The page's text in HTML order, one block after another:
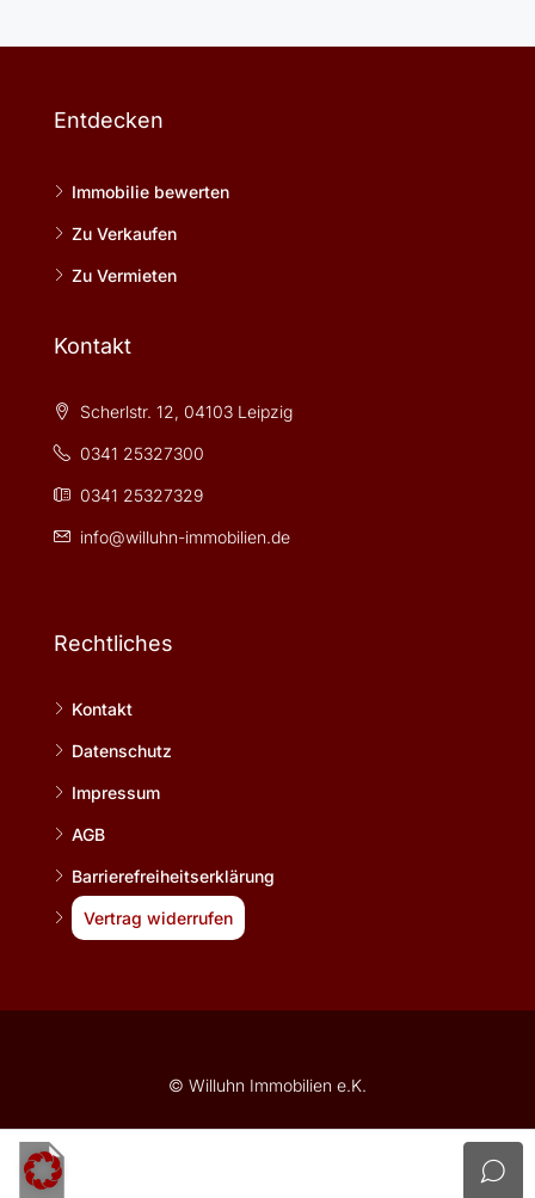
Entdecken
Immobilie bewerten
Zu Verkaufen
Zu Vermieten
Kontakt
Scherlstr. 12, 04103 Leipzig
0341 25327300
0341 25327329
info@willuhn-immobilien.de
Rechtliches
Kontakt
Datenschutz
Impressum
AGB
Barrierefreiheitserklärung
Vertrag widerrufen
© Willuhn Immobilien e.K.